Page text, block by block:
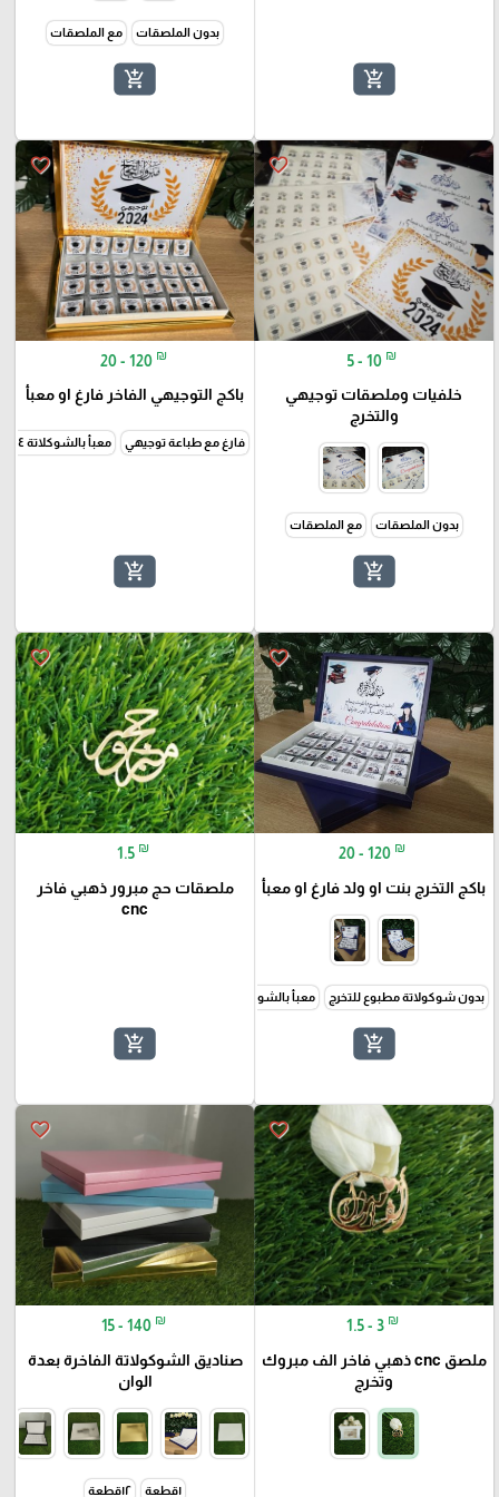
add_shopping_cart
بدون الملصقات مع الملصقات
add_shopping_cart
favorite_border
5 - 10 ₪
خلفيات وملصقات توجيهي
والتخرج
بدون الملصقات مع الملصقات
add_shopping_cart
favorite_border
20 - 120 ₪
باكج التوجيهي الفاخر فارغ او معبأ
فارغ مع طباعة توجيهي معبأ بالشوكلاتة ٢٤حبة
add_shopping_cart
favorite_border
20 - 120 ₪
باكج التخرج بنت او ولد فارغ او معبأ
بدون شوكولاتة مطبوع للتخرج معبأ بالشوكلاتة ٢٤حبة
add_shopping_cart
favorite_border
1.5 ₪
ملصقات حج مبرور ذهبي فاخر
cnc
add_shopping_cart
favorite_border
1.5 - 3 ₪
ملصق cnc ذهبي فاخر الف مبروك
وتخرج
favorite_border
15 - 140 ₪
صناديق الشوكولاتة الفاخرة بعدة
الوان
١قطعة ١٢قطعة